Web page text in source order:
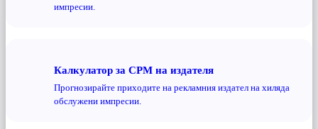
импресии.
Калкулатор за CPM на издателя
Прогнозирайте приходите на рекламния издател на хиляда
обслужени импресии.